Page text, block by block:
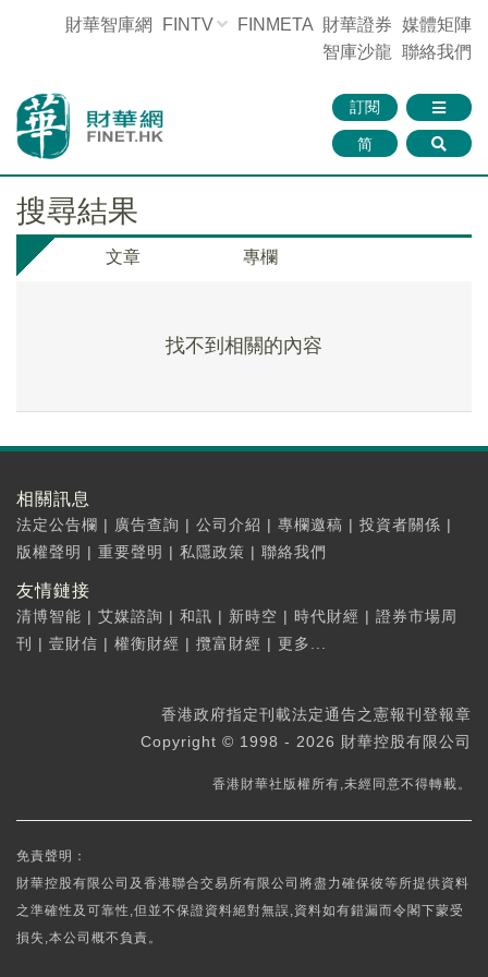
財華智庫網 FINTV FINMETA 財華證券 媒體矩陣
智庫沙龍 聯絡我們
訂閱
简
搜尋結果
文章 專欄
找不到相關的內容
相關訊息
法定公告欄 | 廣告查詢 | 公司介紹 | 專欄邀稿 | 投資者關係 |
版權聲明 | 重要聲明 | 私隱政策 | 聯絡我們
友情鏈接
清博智能 | 艾媒諮詢 | 和訊 | 新時空 | 時代財經 | 證券市場周
刊
| 壹財信 | 權衡財經 | 攬富財經 | 更多...
香港政府指定刊載法定通告之憲報刊登報章
Copyright © 1998 - 2026 財華控股有限公司
香港財華社版權所有,未經同意不得轉載。
免責聲明：
財華控股有限公司及香港聯合交易所有限公司將盡力確保彼等所提供資料
之準確性及可靠性,但並不保證資料絕對無誤,資料如有錯漏而令閣下蒙受
損失,本公司概不負責。